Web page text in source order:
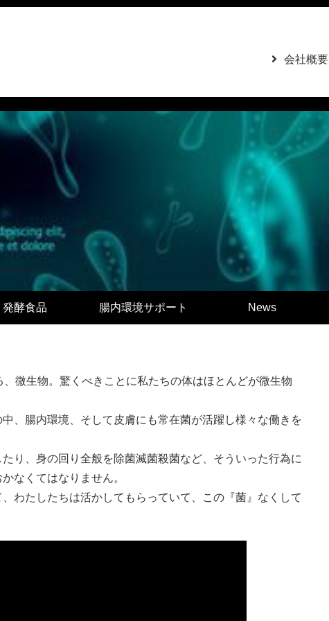
会社概要
発酵食品 腸内環境サポート News
微生物。驚くべきことに私たちの体はほとんどが微生物
、腸内環境、そして皮膚にも常在菌が活躍し様々な働きを
り、身の回り全般を除菌滅菌殺菌など、そういった行為に
なくてはなりません。
わたしたちは活かしてもらっていて、この『菌』なくして